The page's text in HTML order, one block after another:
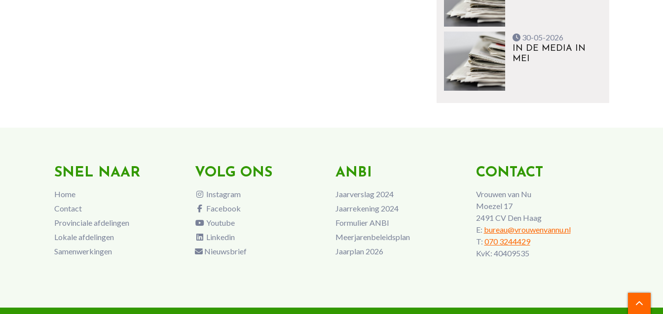
30-05-2026
IN DE MEDIA IN
MEI
SNEL NAAR
Home
Contact
Provinciale afdelingen
Lokale afdelingen
Samenwerkingen
VOLG ONS
Instagram
Facebook
Youtube
Linkedin
Nieuwsbrief
ANBI
Jaarverslag 2024
Jaarrekening 2024
Formulier ANBI
Meerjarenbeleidsplan
Jaarplan 2026
CONTACT
Vrouwen van Nu
Moezel 17
2491 CV Den Haag
E: bureau@vrouwenvannu.nl
T: 070 3244429
KvK: 40409535